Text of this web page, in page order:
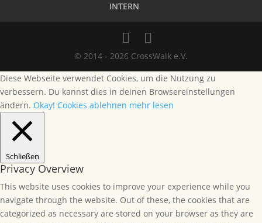
INTERN
© 2014 - 2026 CrossWalk e.V.
Diese Webseite verwendet Cookies, um die Nutzung zu
verbessern. Du kannst dies in deinen Browsereinstellungen
ändern. Okay! Cookies ablehnen mehr lesen
Schließen
Privacy Overview
This website uses cookies to improve your experience while you
navigate through the website. Out of these, the cookies that are
categorized as necessary are stored on your browser as they are